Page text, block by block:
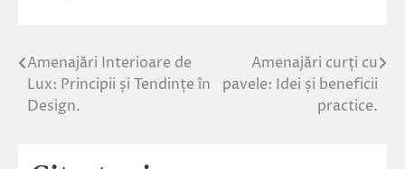
Navigare
în
Amenajări Interioare de
Lux: Principii și Tendințe în
Design.
Amenajări curți cu
pavele: Idei și beneficii
practice.